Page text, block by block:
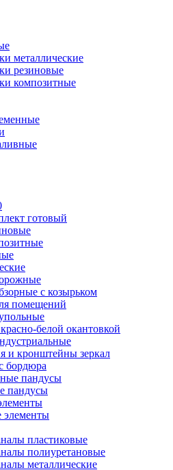
металлические
резиновые
композитные
готовый
с козырьком
помещений
белой окантовкой
и кронштейны зеркал
бордюра
пандусы
пандусы
элементы
пластиковые
полиуретановые
металлические